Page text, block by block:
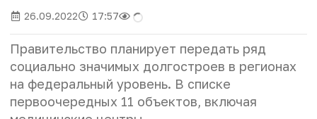
26.09.2022 17:57
Правительство планирует передать ряд
социально значимых долгостроев в регионах
на федеральный уровень. В списке
первоочередных 11 объектов, включая